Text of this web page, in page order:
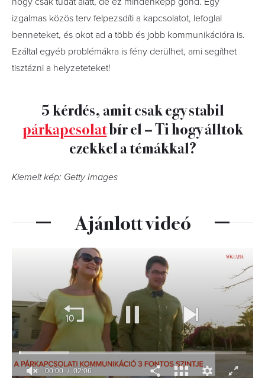
izgalmas közös terv felpezsdíti a kapcsolatot, lefoglal
benneteket, és okot ad a több és jobb kommunikációra is.
Ezáltal egyéb problémákra is fény derülhet, ami segíthet
tisztázni a helyzeteteket!
5 kérdés, amit csak egy stabil
párkapcsolatbír el – Ti hogy álltok
ezekkel a témákkal?
Kiemelt kép: Getty Images
Ajánlott videó
00:01 02:06